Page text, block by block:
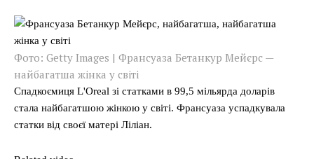
Фото: Getty Images | Франсуаза Бетанкур Мейєрс —
найбагатша жінка у світі
Спадкоємиця L'Oreal зі статками в 99,5 мільярда доларів
стала найбагатшою жінкою у світі. Франсуаза успадкувала
статки від своєї матері Ліліан.